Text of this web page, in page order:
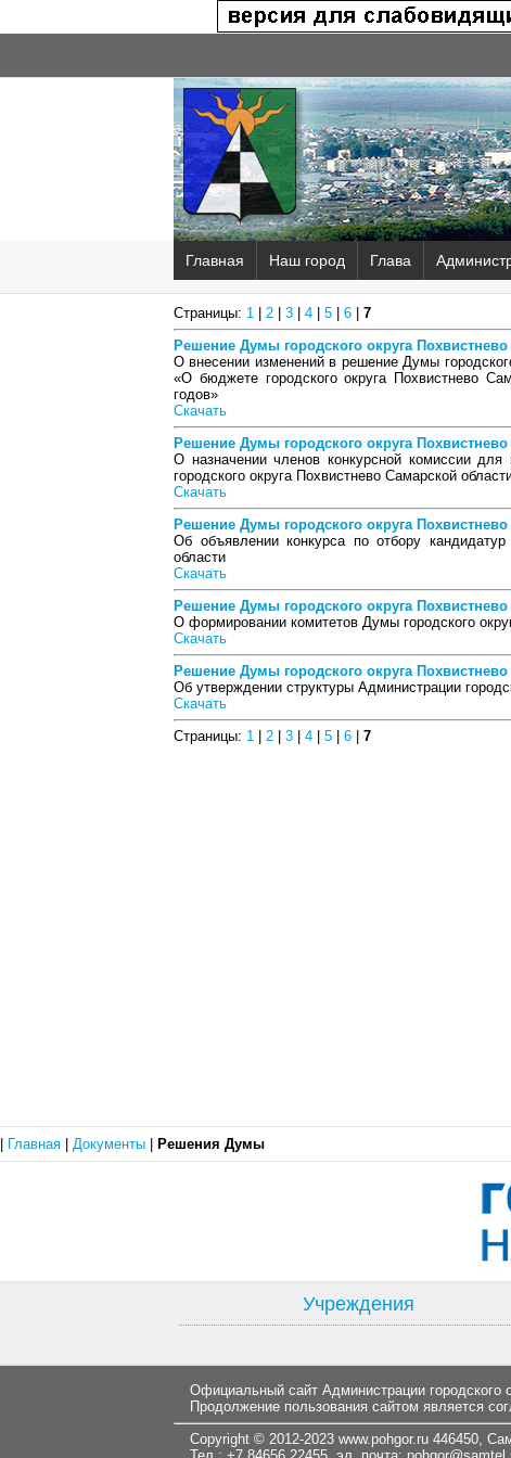
Главная Наш город Глава
Страницы: 1 2 3 4 5 6
7
Решение Думы городского округа Похвистнево
О внесении изменений в решение Думы
«О бюджете городского округа Похвистнево
годов»
Скачать
Решение Думы городского округа Похвистнево
О назначении членов конкурсной комиссии
городского округа Похвистнево Самарской
Скачать
Решение Думы городского округа Похвистнево
Об объявлении конкурса по отбору
области
Скачать
Решение Думы городского округа Похвистнево
О формировании комитетов Думы городского
Скачать
Решение Думы городского округа Похвистнево
Об утверждении структуры Администрации
Скачать
Страницы: 1 2 3 4 5 6 7
Главная Документы Решения Думы
Учреждения
Официальный сайт Администрации городского
Продолжение пользования сайтом является
Copyright © 2012-2023 www.pohgor.ru 446450,